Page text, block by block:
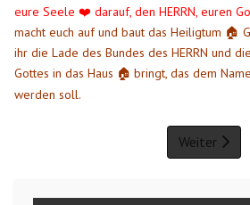
eure Seele ❤️ darauf, den HERRN, euren
macht euch auf und baut das Heiligtum 🏠
ihr die Lade des Bundes des HERRN und
Gottes in das Haus 🏠 bringt, das dem
werden soll.
Weiter